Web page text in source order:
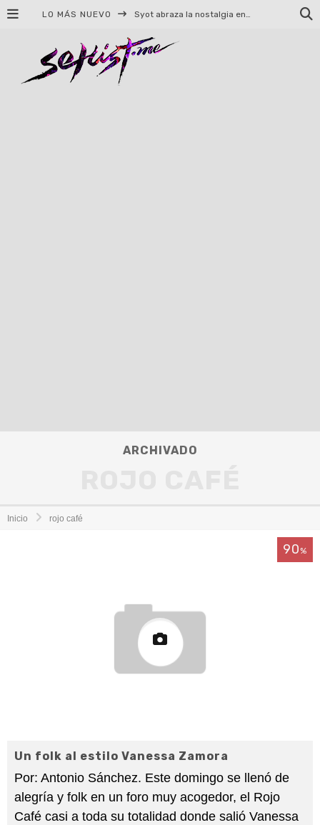
LO MÁS NUEVO Syot abraza la nostalgia en «Blame», el primer adelanto de su EP debut
ARCHIVADO
Inicio rojo café
90 %
Un folk al estilo Vanessa Zamora
Por: Antonio Sánchez. Este domingo se llenó de
alegría y folk en un foro muy acogedor, el Rojo
Café casi a toda su totalidad donde salió Vanessa